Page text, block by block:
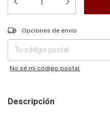
Entregas para el CP:
Opciones de envío
No sé mi código postal
Descripción